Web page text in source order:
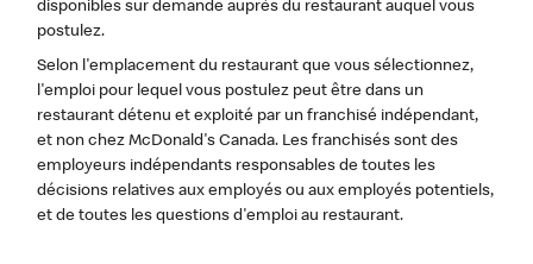
disponibles sur demande auprès du restaurant auquel vous
postulez.
Selon l'emplacement du restaurant que vous sélectionnez,
l'emploi pour lequel vous postulez peut être dans un
restaurant détenu et exploité par un franchisé indépendant,
et non chez McDonald's Canada. Les franchisés sont des
employeurs indépendants responsables de toutes les
décisions relatives aux employés ou aux employés potentiels,
et de toutes les questions d'emploi au restaurant.